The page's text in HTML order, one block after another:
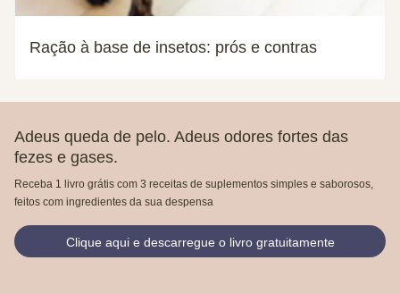
Ração à base de insetos: prós e contras
Adeus queda de pelo. Adeus odores fortes das
fezes e gases.
Receba 1 livro grátis com 3 receitas de suplementos simples e saborosos,
feitos com ingredientes da sua despensa
Clique aqui e descarregue o livro gratuitamente